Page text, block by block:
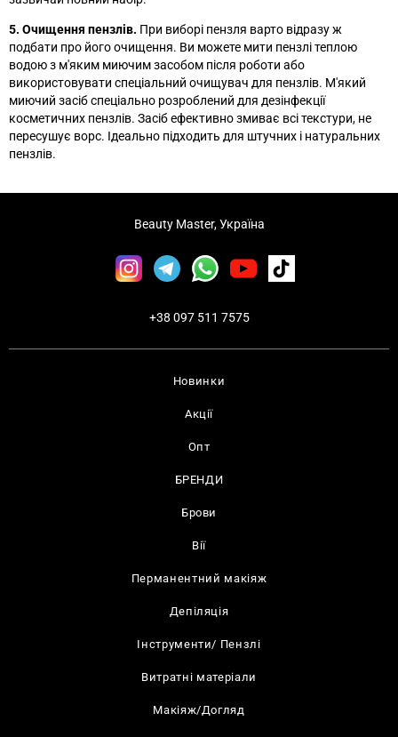
5. Очищення пензлів. При виборі пензля варто відразу ж
подбати про його очищення. Ви можете мити пензлі теплою
водою з м'яким миючим засобом після роботи або
використовувати спеціальний очищувач для пензлів. М'який
миючий засіб спеціально розроблений для дезінфекції
косметичних пензлів. Засіб ефективно змиває всі текстури, не
пересушує ворс. Ідеально підходить для штучних і натуральних
пензлів.
Новинки
Акції
Опт
БРЕНДИ
Брови
Вії
Перманентний макіяж
Депіляція
Інструменти/ Пензлі
Витратні матеріали
Макіяж/Догляд
Beauty Master, Україна
+38 097 511 7575